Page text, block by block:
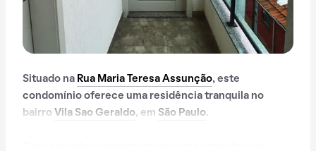
Situado na Rua Maria Teresa Assunção, este
condomínio oferece uma residência tranquila no
bairro Vila Sao Geraldo, em São Paulo.